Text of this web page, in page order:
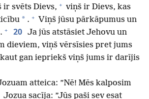
ir svēts Dievs, + viņš ir Dievs, kas
* . + Viņš jūsu pārkāpumus un
+ 20 Ja jūs atstāsiet Jehovu un
dieviem, viņš vērsīsies pret jums
gan iepriekš viņš jums ir darījis
atteica: ”Nē! Mēs kalposim
Jozua sacīja: ”Jūs paši sev esat